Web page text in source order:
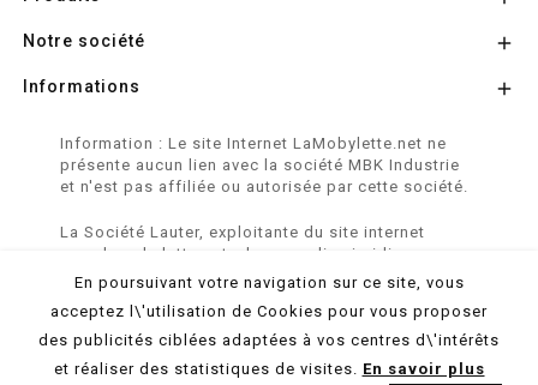
Notre société 
Informations 
Information : Le site Internet LaMobylette.net ne
présente aucun lien avec la société MBK Industrie
et n'est pas affiliée ou autorisée par cette société.
La Société Lauter, exploitante du site internet
www.lamobylette.net, n'a aucun lien juridique,
commercial ou capitalistique avec la société
SINBAR - Groupe Easybike - propriétaire des
marques SOLEX, VELOSOLEX, SOLEXINE et E-
SOLEX.
En poursuivant votre navigation sur ce site, vous
acceptez l\'utilisation de Cookies pour vous proposer
des publicités ciblées adaptées à vos centres d\'intérêts
et réaliser des statistiques de visites. En savoir plus